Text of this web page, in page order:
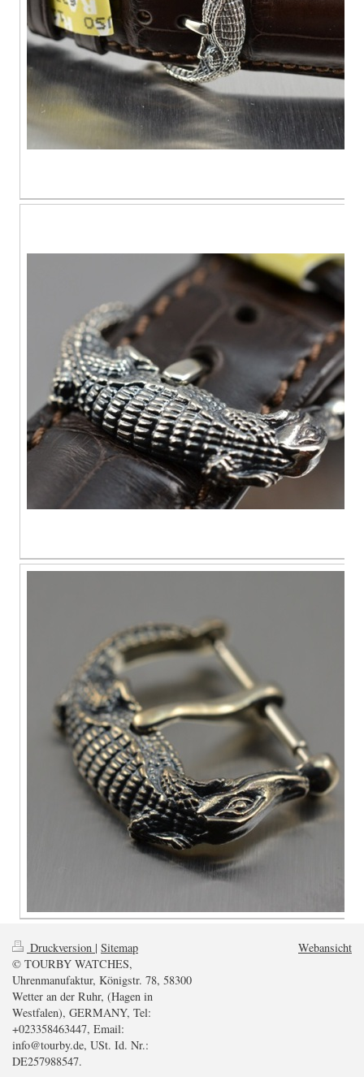
Druckversion | Sitemap
© TOURBY WATCHES,
Uhrenmanufaktur, Königstr. 78, 58300
Wetter an der Ruhr, (Hagen in
Westfalen), GERMANY, Tel:
+023358463447, Email:
info@tourby.de, USt. Id. Nr.:
DE257988547.
Webansicht